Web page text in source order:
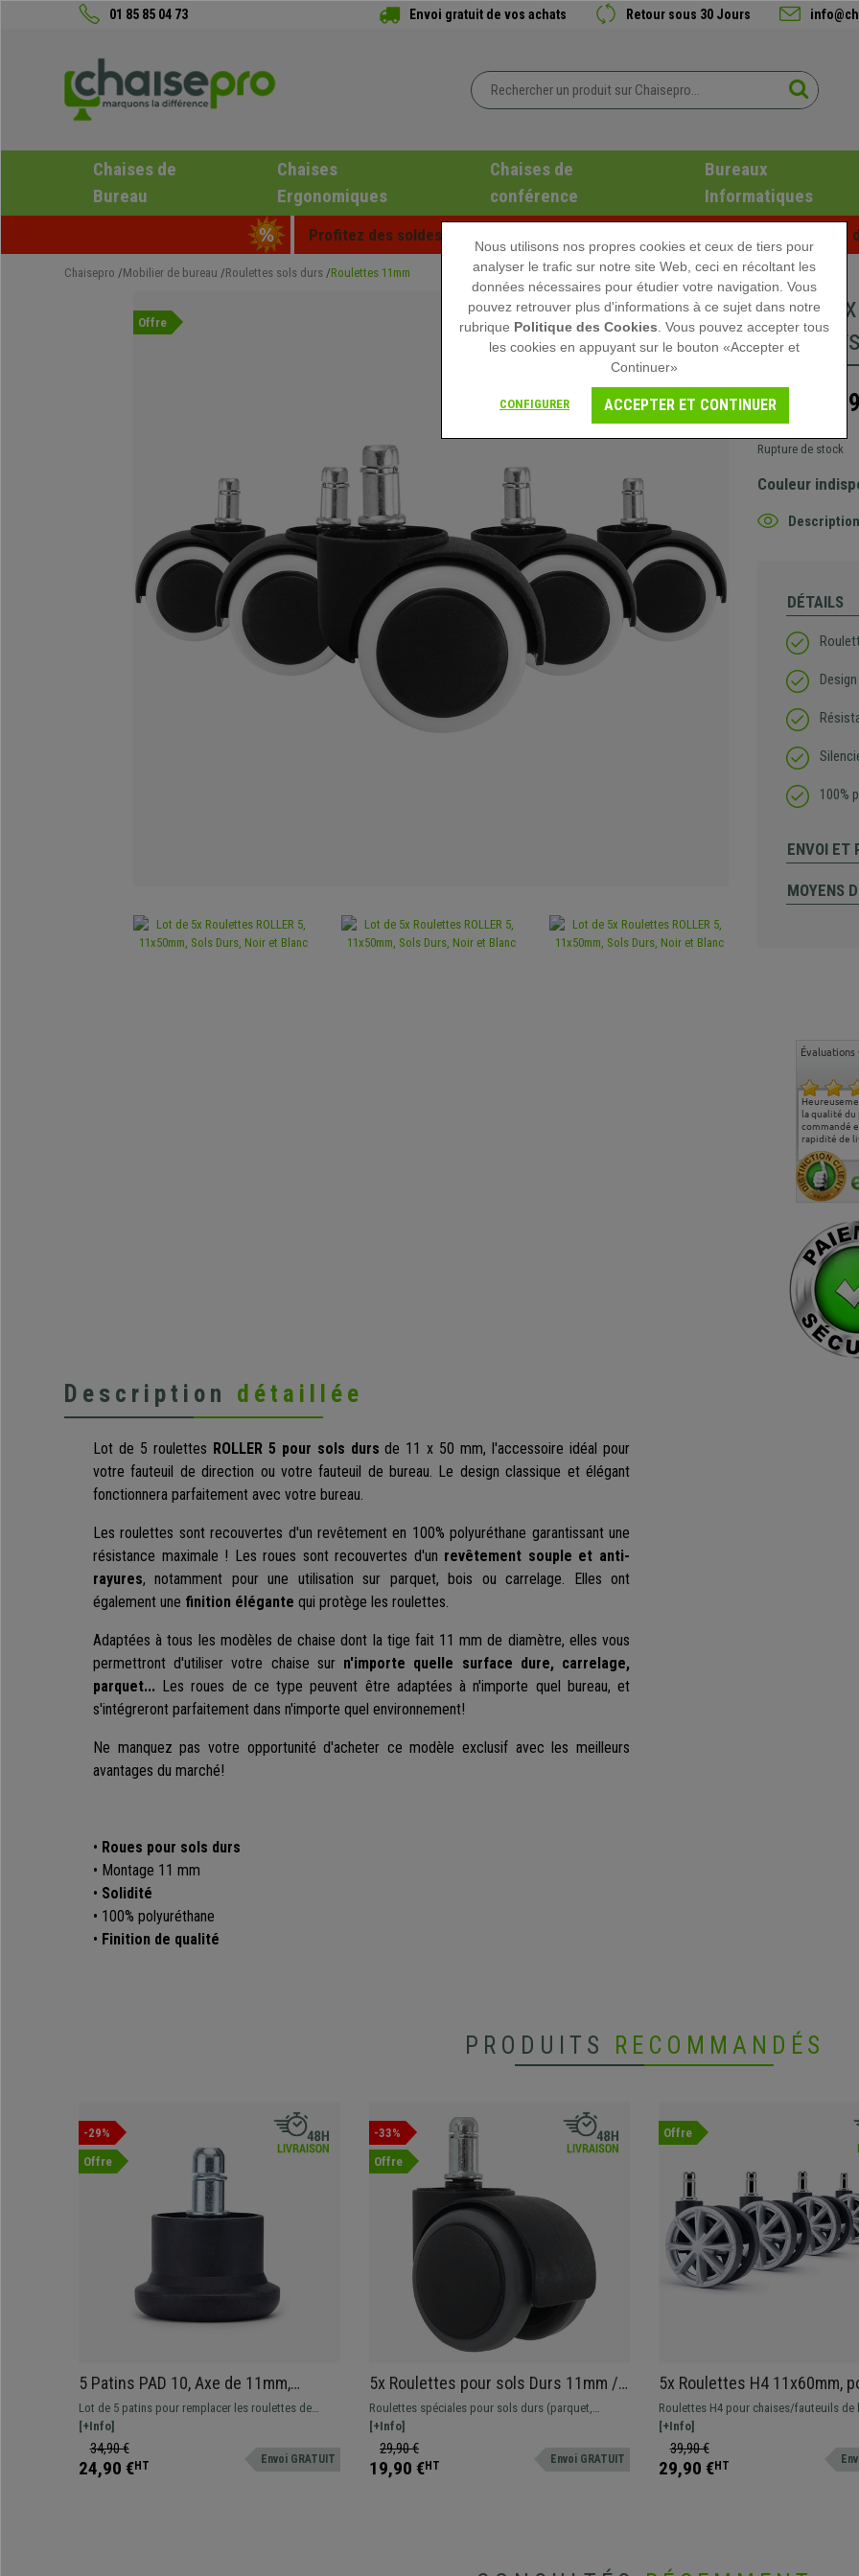
01 85 85 04 73 Envoi gratuit de vos achats Retour sous 30 Jours
Chaises de
Bureau
Chaises
Ergonomiques
Chaises de
conférence
Bureaux
Informatiques
Profitez des soldes d'été chez Chaisepro ! Des réductions exclusives pour une
Chaisepro Mobilier de bureau Roulettes sols durs Roulettes 11mm
Offre
Lot de
Sols
59,90 €
Rupture de stock
Couleur
DÉTAILS
100%
ENVOI ET
MOYENS
Évaluations
la qualité
commandé
rapidité de
Description détaillée
Lot de 5 roulettes ROLLER 5 pour sols dursde 11 x 50 mm, l'accessoire idéal pour
votre fauteuil de direction ou votre fauteuil de bureau. Le design classique et élégant
fonctionnera parfaitement avec votre bureau.
Les roulettes sont recouvertes d'un revêtement en 100% polyuréthane garantissant une
résistance maximale ! Les roues sont recouvertes d'un revêtement souple et anti-
rayures, notamment pour une utilisation sur parquet, bois ou carrelage. Elles ont
également une finition élégante qui protège les roulettes.
Adaptées à tous les modèles de chaise dont la tige fait 11 mm de diamètre, elles vous
permettront d'utiliser votre chaise sur n'importe quelle surface dure, carrelage,
parquet... Les roues de ce type peuvent être adaptées à n'importe quel bureau, et
s'intégreront parfaitement dans n'importe quel environnement!
Ne manquez pas votre opportunité d'acheter ce modèle exclusif avec les meilleurs
avantages du marché!
• Roues pour sols durs
• Montage 11 mm
• Solidité
• 100% polyuréthane
• Finition de qualité
PRODUITS RECOMMANDÉS
-29%
Offre
5 Patins PAD 10, Axe de 11mm,
Antidérapants, Résistants
Lot de 5 patins pour remplacer les roulettes de
votre chaise de bureau. Profitez de tous les
avantages d'une chaise ergonomique sans roulettes
!
[+Info]
34,90 €
24,90 €HT Envoi GRATUIT
-33%
Offre
5x Roulettes pour sols Durs 11mm /
50mm Elles Supportent jusqu'à
150kgs! Spéciales pour parquet,
carrelage...
Roulettes spéciales pour sols durs (parquet,
carrelage, etc.) et tout type de sol. Elle évitent les
rayures et les marques puisqu'elles disposent d'un
revêtement plus souple et doux que des roulettes
standards.
[+Info]
29,90 €
19,90 €HT Envoi GRATUIT
Offre
5x Roulettes H4 11x60mm,
Moquettés, Design Sportif,
Plastique, Gris
Roulettes H4 pour chaises/fauteuils de
Desgin moderne inspiré des jantes
[+Info]
39,90 €
29,90 €HT
Nous utilisons nos propres cookies et ceux de tiers pour
analyser le trafic sur notre site Web, ceci en récoltant les
données nécessaires pour étudier votre navigation. Vous
pouvez retrouver plus d'informations à ce sujet dans notre
rubrique Politique des Cookies . Vous pouvez accepter tous
les cookies en appuyant sur le bouton «Accepter et
Continuer»
CONFIGURER ACCEPTER ET CONTINUER